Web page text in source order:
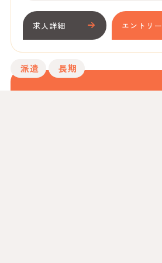
求人詳細 エントリー
派遣 長期